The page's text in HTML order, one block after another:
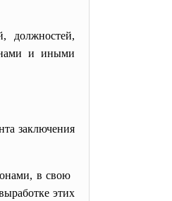
должностей,
и иными
заключения
в свою
этих